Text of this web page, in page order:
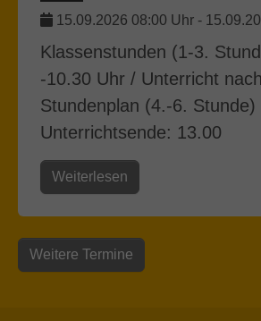
15.09.2026 08:00 Uhr -
Klassenstunden (1-3.
-10.30 Uhr / Unterricht nach
Stundenplan (4.-6. Stunde)
Unterrichtsende: 13.00
Weiterlesen
Weitere Termine